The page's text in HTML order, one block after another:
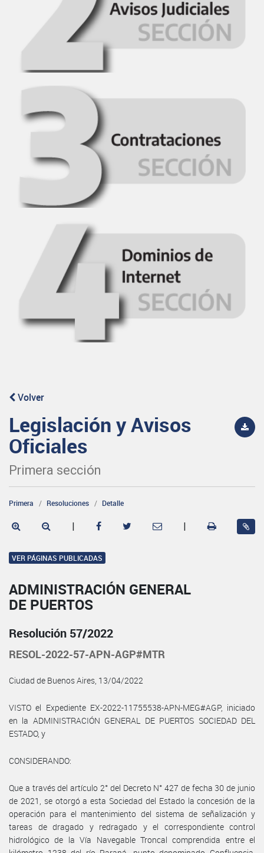
Volver
Legislación y Avisos
Oficiales
Primera sección
Primera Resoluciones Detalle
| |
VER PÁGINAS PUBLICADAS
ADMINISTRACIÓN GENERAL
DE PUERTOS
Resolución 57/2022
RESOL-2022-57-APN-AGP#MTR
Ciudad de Buenos Aires, 13/04/2022
VISTO el Expediente EX-2022-11755538-APN-MEG#AGP, iniciado
en la ADMINISTRACIÓN GENERAL DE PUERTOS SOCIEDAD DEL
ESTADO, y
CONSIDERANDO:
Que a través del artículo 2° del Decreto N° 427 de fecha 30 de junio
de 2021, se otorgó a esta Sociedad del Estado la concesión de la
operación para el mantenimiento del sistema de señalización y
tareas de dragado y redragado y el correspondiente control
hidrológico de la Vía Navegable Troncal comprendida entre el